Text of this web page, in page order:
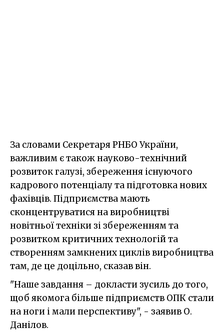
За словами Секретаря РНБО України,
важливим є також науково-технічний
розвиток галузі, збереження існуючого
кадрового потенціалу та підготовка нових
фахівців. Підприємства мають
сконцентруватися на виробництві
новітньої техніки зі збереженням та
розвитком критичних технологій та
створенням замкнених циклів виробництва
там, де це доцільно, сказав він.
"Наше завдання – докласти зусиль до того,
щоб якомога більше підприємств ОПК стали
на ноги і мали перспективу", - заявив О.
Данілов.